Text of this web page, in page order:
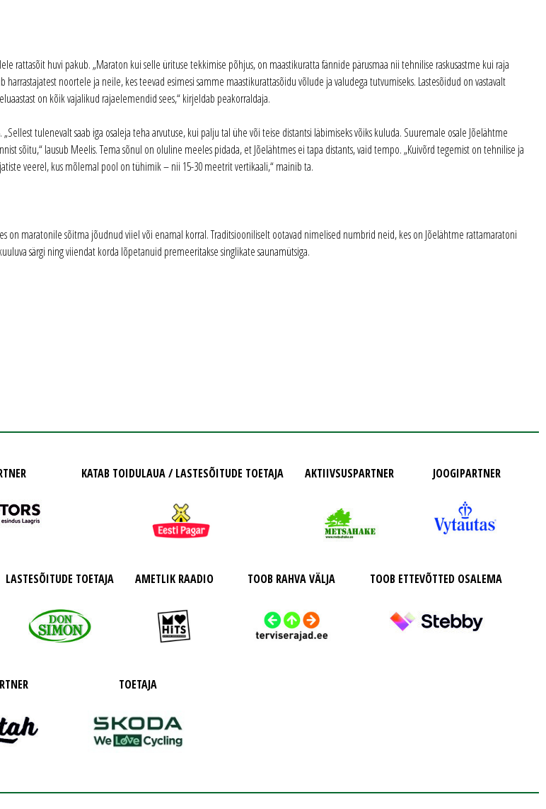
rattasõit huvi pakub. „Maraton kui selle ürituse tekkimise põhjus, on maastikuratta fännide pärusmaa nii tehnilise raskusastme kui raja
noortele ja neile, kes teevad esimesi samme maastikurattasõidu võlude ja valudega tutvumiseks. Lastesõidud on vastavalt
on kõik vajalikud rajaelemendid sees,“ kirjeldab peakorraldaja.
tulenevalt saab iga osaleja teha arvutuse, kui palju tal ühe või teise distantsi läbimiseks võiks kuluda. Suuremale osale Jõelähtme
sõitu,“ lausub Meelis. Tema sõnul on oluline meeles pidada, et Jõelähtmes ei tapa distants, vaid tempo. „Kuivõrd tegemist on tehnilise ja
veerel, kus mõlemal pool on tühimik – nii 15-30 meetrit vertikaali,“ mainib ta.
maratonile sõitma jõudnud viiel või enamal korral. Traditsiooniliselt ootavad nimelised numbrid neid, kes on Jõelähtme rattamaratoni
särgi ning viiendat korda lõpetanuid premeeritakse singlikate saunamütsiga.
KATAB TOIDULAUA / LASTESÕITUDE TOETAJA AKTIIVSUSPARTNER JOOGIPARTNER
LASTESÕITUDE TOETAJA AMETLIK RAADIO TOOB RAHVA VÄLJA TOOB ETTEVÕTTED OSALEMA
TOETAJA